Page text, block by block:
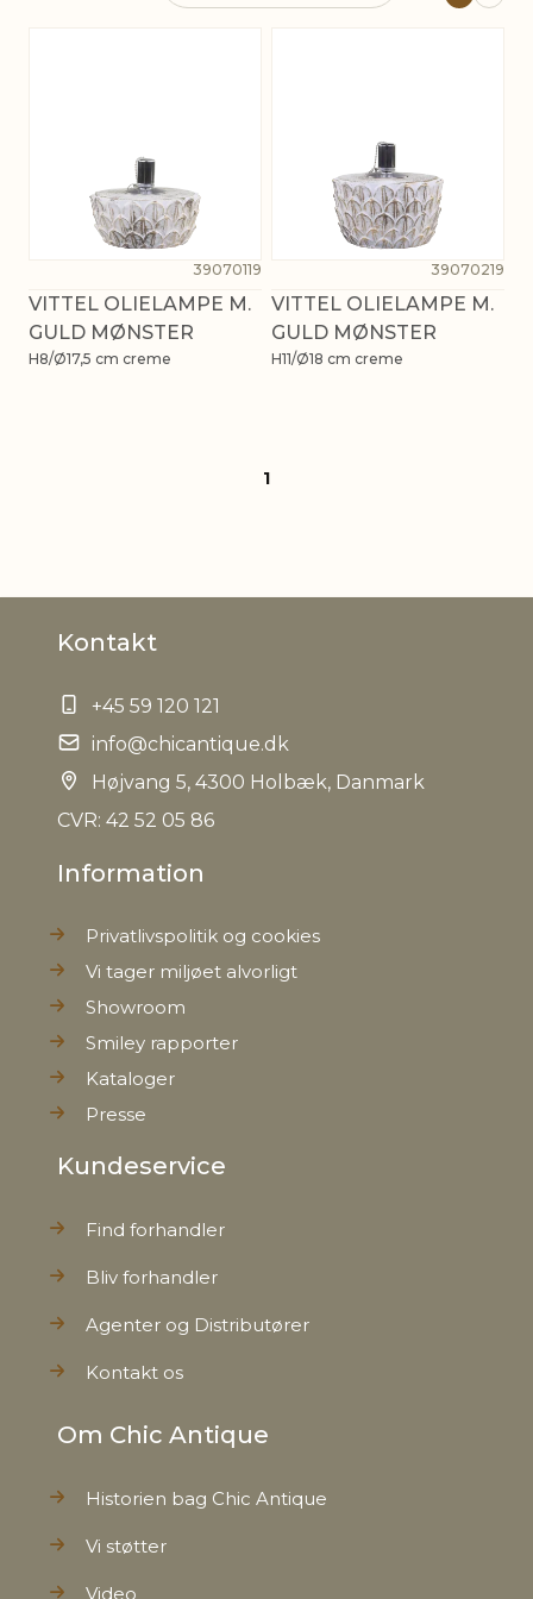
39070119
VITTEL OLIELAMPE M.
GULD MØNSTER
H8/Ø17,5 cm creme
39070219
VITTEL OLIELAMPE M.
GULD MØNSTER
H11/Ø18 cm creme
1
Kontakt
+45 59 120 121
info@chicantique.dk
Højvang 5, 4300 Holbæk, Danmark
CVR: 42 52 05 86
Information
Privatlivspolitik og cookies
Vi tager miljøet alvorligt
Showroom
Smiley rapporter
Kataloger
Presse
Kundeservice
Find forhandler
Bliv forhandler
Agenter og Distributører
Kontakt os
Om Chic Antique
Historien bag Chic Antique
Vi støtter
Video